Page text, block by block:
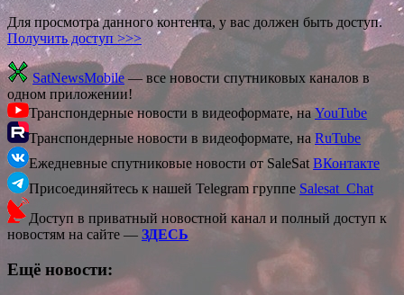
Для просмотра данного контента, у вас должен быть доступ.
Получить доступ >>>
SatNewsMobile — все новости спутниковых каналов в
одном приложении!
Транспондерные новости в видеоформате, наYouTube
Транспондерные новости в видеоформате, на RuTube
Ежедневные спутниковые новости от SaleSat ВКонтакте
Присоединяйтесь к нашей Telegram группе Salesat_Chat
Доступ в приватный новостной канал и полный доступ к
новостям на сайте — ЗДЕСЬ
Ещё новости: